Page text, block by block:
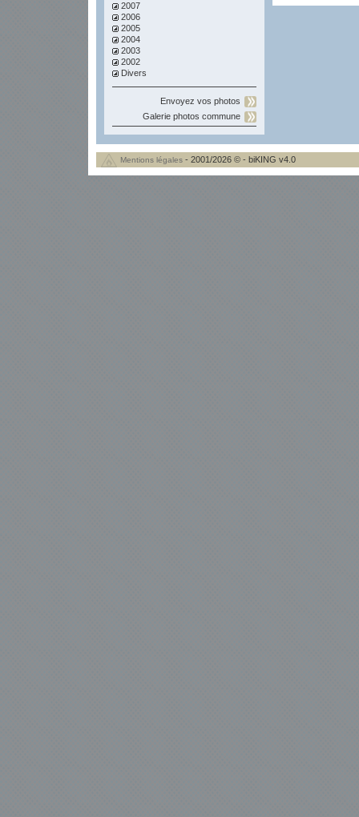
2007
2006
2005
2004
2003
2002
Divers
Envoyez vos photos
Galerie photos commune
Mentions légales - 2001/2026 © - biKING v4.0